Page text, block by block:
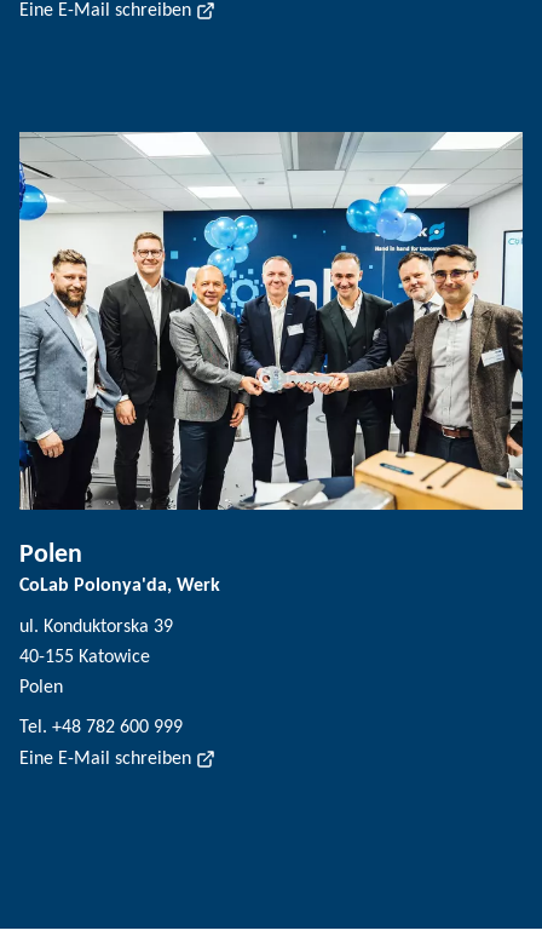
Eine E-Mail schreiben
Polen
CoLab Polonya'da, Werk
ul. Konduktorska 39
40-155 Katowice
Polen
Tel. +48 782 600 999
Eine E-Mail schreiben